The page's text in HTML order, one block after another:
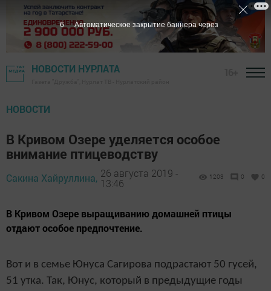
НОВОСТИ НУРЛАТА
НОВОСТИ
В Кривом Озере уделяется особое
внимание птицеводству
Сакина Хайруллина, 26 августа 2019 -
13:46
1203 0 0
В Кривом Озере выращиванию домашней птицы
отдают особое предпочтение.
Вот и в семье Юнуса Сагирова подрастают 50 гусей,
51 утка. Так, Юнус, который в предыдущие годы
5 Автоматическое закрытие баннера через